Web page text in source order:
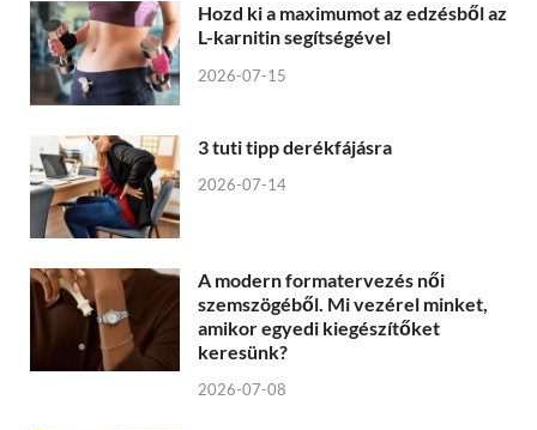
Hozd ki a maximumot az edzésből az
L-karnitin segítségével
2026-07-15
3 tuti tipp derékfájásra
2026-07-14
A modern formatervezés női
szemszögéből. Mi vezérel minket,
amikor egyedi kiegészítőket
keresünk?
2026-07-08